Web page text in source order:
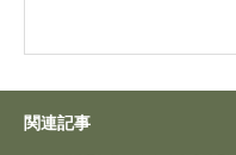
関連記事